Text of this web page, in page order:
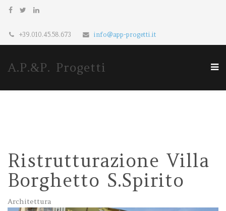
+39.010.45.58.673 info@app-progetti.it
A.P.&P. Progetti
Ristrutturazione Villa
Borghetto S.Spirito
Architettura